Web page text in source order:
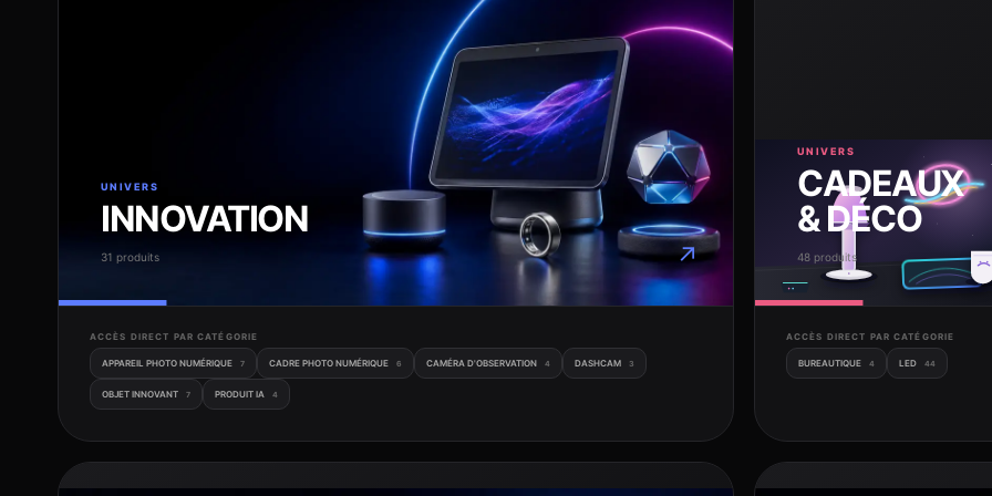
UNIVERS
INNOVATION
31 produits ↗
ACCÈS DIRECT PAR CATÉGORIE
APPAREIL PHOTO NUMÉRIQUE 7 CADRE PHOTO NUMÉRIQUE 6 CAMÉRA D'OBSERVATION 4 DASHCAM 3
OBJET INNOVANT 7 PRODUIT IA 4
UNIVERS
CADEAUX
& DÉCO
48 produits
ACCÈS DIRECT PAR CATÉGORIE
BUREAUTIQUE 4 LED 44